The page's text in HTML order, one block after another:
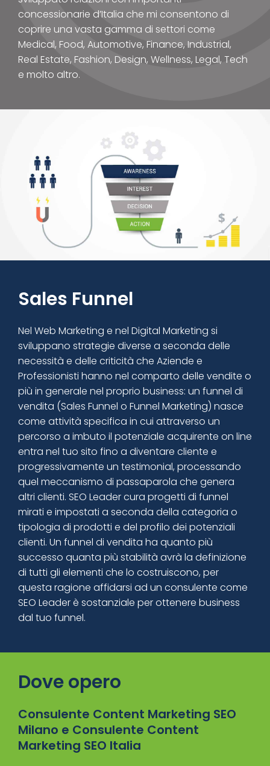
concessionarie d’Italia che mi consentono di
coprire una vasta gamma di settori come
Medical, Food, Automotive, Finance, Industrial,
Real Estate, Fashion, Design, Wellness, Legal, Tech
e molto altro.
Sales Funnel
Nel Web Marketing e nel Digital Marketing si
sviluppano strategie diverse a seconda delle
necessità e delle criticità che Aziende e
Professionisti hanno nel comparto delle vendite o
più in generale nel proprio business: un funnel di
vendita (Sales Funnel o Funnel Marketing) nasce
come attività specifica in cui attraverso un
percorso a imbuto il potenziale acquirente on line
entra nel tuo sito fino a diventare cliente e
progressivamente un testimonial, processando
quel meccanismo di passaparola che genera
altri clienti. SEO Leader cura progetti di funnel
mirati e impostati a seconda della categoria o
tipologia di prodotti e del profilo dei potenziali
clienti. Un funnel di vendita ha quanto più
successo quanta più stabilità avrà la definizione
di tutti gli elementi che lo costruiscono, per
questa ragione affidarsi ad un consulente come
SEO Leader è sostanziale per ottenere business
dal tuo funnel.
Dove opero
Consulente Content Marketing SEO
Milano e Consulente Content
Marketing SEO Italia